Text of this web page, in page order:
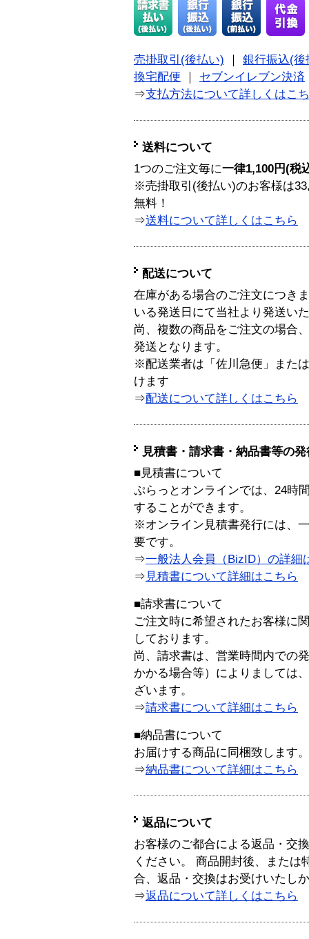
売掛取引(後払い)
銀行振込(後
換宅配便
セブンイレブン決済
⇒支払方法について詳しくはこ
送料について
1つのご注文毎に一律1,100円(税
※売掛取引(後払い)のお客様は
無料！
⇒送料について詳しくはこちら
配送について
在庫がある場合のご注文につき
いる発送日にて当社より発送い
尚、複数の商品をご注文の場合
発送となります。
※配送業者は「佐川急便」また
けます
⇒配送について詳しくはこちら
見積書・請求書・納品書等の
■見積書について
ぷらっとオンラインでは、24時
することができます。
※オンライン見積書発行には、
要です。
⇒一般法人会員（BizID）の詳細
⇒ 見積書について詳細はこちら
■請求書について
ご注文時に希望されたお客様に
しております。
尚、請求書は、営業時間内での
かかる場合等）によりましては
ざいます。
⇒請求書について詳細はこちら
■納品書について
お届けする商品に同梱致します。
⇒納品書について詳細はこちら
返品について
お客様のご都合による返品・交
ください。 商品開封後、または
合、返品・交換はお受けいたし
⇒返品について詳しくはこちら